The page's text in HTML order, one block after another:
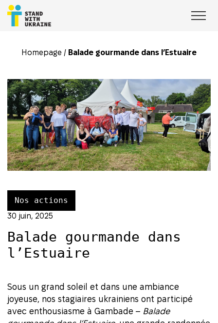
Homepage / Balade gourmande dans l’Estuaire
Nos actions
30 juin, 2025
Balade gourmande dans
l’Estuaire
Sous un grand soleil et dans une ambiance
joyeuse, nos stagiaires ukrainiens ont participé
avec enthousiasme à Gambade – Balade